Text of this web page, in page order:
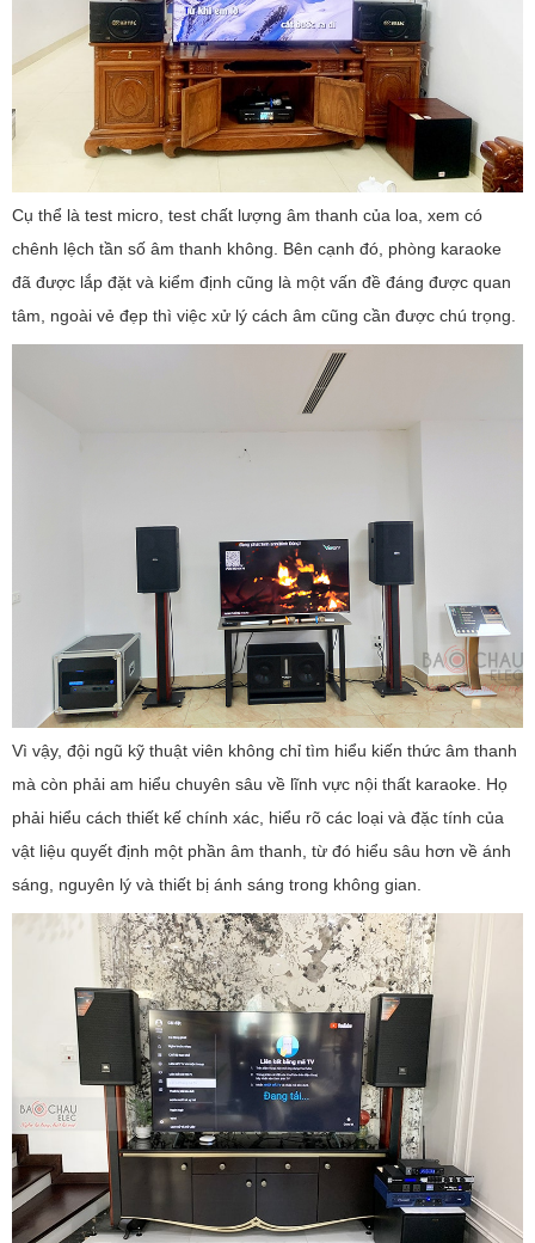
Cụ thể là test micro, test chất lượng âm thanh của loa, xem có
chênh lệch tần số âm thanh không. Bên cạnh đó, phòng karaoke
đã được lắp đặt và kiểm định cũng là một vấn đề đáng được quan
tâm, ngoài vẻ đẹp thì việc xử lý cách âm cũng cần được chú trọng.
Vì vậy, đội ngũ kỹ thuật viên không chỉ tìm hiểu kiến ​​thức âm thanh
mà còn phải am hiểu chuyên sâu về lĩnh vực nội thất karaoke. Họ
phải hiểu cách thiết kế chính xác, hiểu rõ các loại và đặc tính của
vật liệu quyết định một phần âm thanh, từ đó hiểu sâu hơn về ánh
sáng, nguyên lý và thiết bị ánh sáng trong không gian.